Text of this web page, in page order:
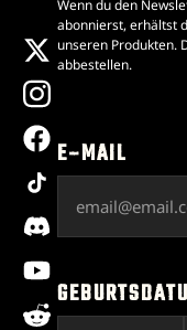
x
instagram
facebook
tiktok
discord
youtube
reddit
Wenn du den
abonnierst, erhältst
unseren Produkten.
abbestellen.
E-MAIL